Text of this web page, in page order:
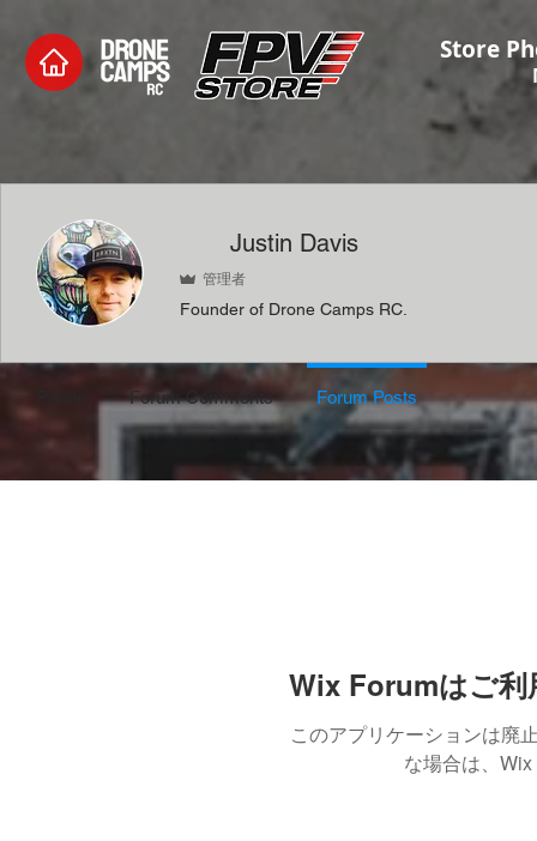
Store
Wix Forumはご
このアプリケーションは廃
な場合は、
Justin Davis
管理者
Founder of Drone Camps RC.
Forum Comments Forum Posts